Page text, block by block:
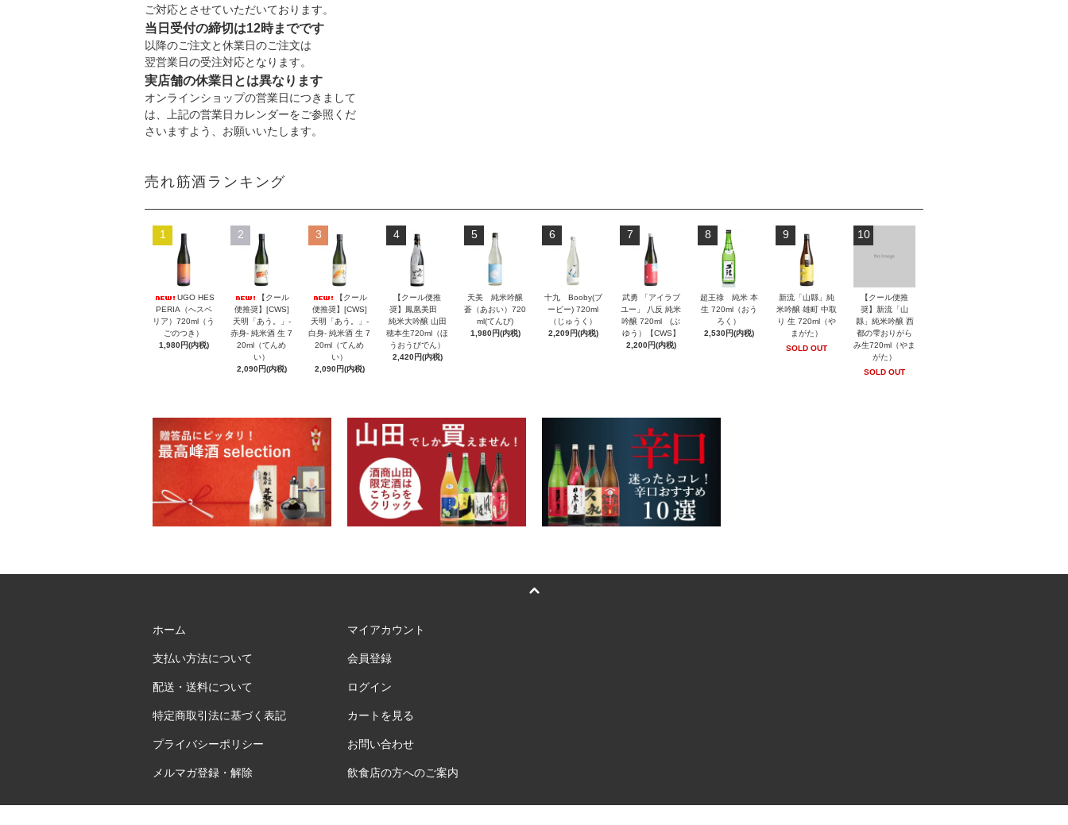
ご対応とさせていただいております。
当日受付の締切は12時までです
以降のご注文と休業日のご注文は
翌営業日の受注対応となります。
実店舗の休業日とは異なります
オンラインショップの営業日につきまして
は、上記の営業日カレンダーをご参照くだ
さいますよう、お願いいたします。
売れ筋酒ランキング
1
UGO HES
PERIA（へスペ
リア）720ml（う
ごのつき）
1,980円(内税)
2
【クール
便推奨】[CWS]
天明「あう。」-
赤身- 純米酒 生 7
20ml（てんめ
い）
2,090円(内税)
3
【クール
便推奨】[CWS]
天明「あう。」-
白身- 純米酒 生 7
20ml（てんめ
い）
2,090円(内税)
4
【クール便推
奨】鳳凰美田
純米大吟醸 山田
穂本生720ml（ほ
うおうびでん）
2,420円(内税)
5
天美 純米吟醸
蒼（あおい）720
ml(てんび)
1,980円(内税)
6
十九 Booby(ブ
ービー) 720ml
（じゅうく）
2,209円(内税)
7
武勇 「アイラブ
ユー」 八反 純米
吟醸 720ml (ぶ
ゆう）【CWS】
2,200円(内税)
8
超王祿 純米 本
生 720ml（おう
ろく）
2,530円(内税)
9
新流「山縣」純
米吟醸 雄町 中取
り 生 720ml（や
まがた）
SOLD OUT
10
【クール便推
奨】新流「山
縣」純米吟醸 西
都の雫おりがら
み生720ml（やま
がた）
SOLD OUT
ホーム
支払い方法について
配送・送料について
特定商取引法に基づく表記
プライバシーポリシー
メルマガ登録・解除
マイアカウント
会員登録
ログイン
カートを見る
お問い合わせ
飲食店の方へのご案内